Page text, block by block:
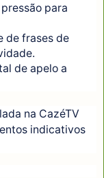
para
de frases de
de apelo a
na CazéTV
indicativos